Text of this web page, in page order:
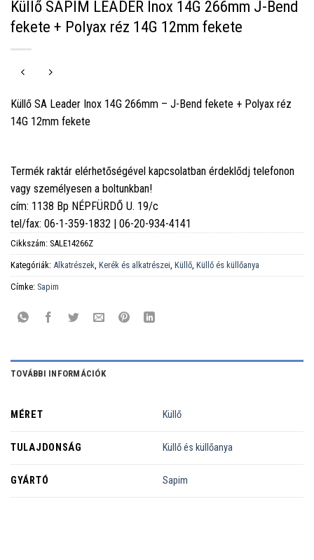
Küllő SAPIM LEADER Inox 14G 266mm J-Bend
fekete + Polyax réz 14G 12mm fekete
Küllő SA Leader Inox 14G 266mm – J-Bend fekete + Polyax réz
14G 12mm fekete
Termék raktár elérhetőségével kapcsolatban érdeklődj telefonon
vagy személyesen a boltunkban!
cím: 1138 Bp NÉPFÜRDŐ U. 19/c
tel/fax: 06-1-359-1832 | 06-20-934-4141
Cikkszám: SALE14266Z
Kategóriák: Alkatrészek Kerék és alkatrészei Küllő Küllő és küllőanya
Címke: Sapim
TOVÁBBI INFORMÁCIÓK
MÉRET Küllő
TULAJDONSÁG Küllő és küllőanya
GYÁRTÓ Sapim